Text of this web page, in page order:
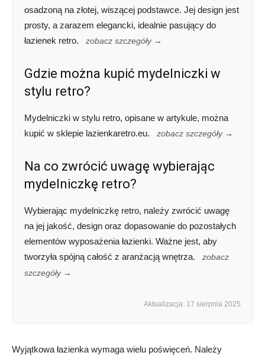
osadzoną na złotej, wiszącej podstawce. Jej design jest
prosty, a zarazem elegancki, idealnie pasujący do
łazienek retro.
zobacz szczegóły →
Gdzie można kupić mydelniczki w
stylu retro?
Mydelniczki w stylu retro, opisane w artykule, można
kupić w sklepie lazienkaretro.eu.
zobacz szczegóły →
Na co zwrócić uwagę wybierając
mydelniczkę retro?
Wybierając mydelniczkę retro, należy zwrócić uwagę
na jej jakość, design oraz dopasowanie do pozostałych
elementów wyposażenia łazienki. Ważne jest, aby
tworzyła spójną całość z aranżacją wnętrza.
zobacz
szczegóły →
Aktualizacja: 17 sierpnia 2025
Wyjątkowa łazienka wymaga wielu poświęceń. Należy